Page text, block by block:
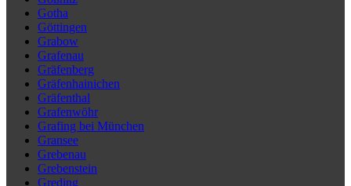
Gotha
Göttingen
Grabow
Grafenau
Gräfenberg
Gräfenhainichen
Gräfenthal
Grafenwöhr
Grafing bei München
Gransee
Grebenau
Grebenstein
Greding